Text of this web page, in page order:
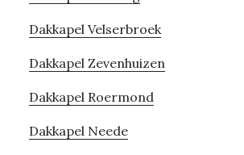
Dakkapel Velserbroek
Dakkapel Zevenhuizen
Dakkapel Roermond
Dakkapel Neede